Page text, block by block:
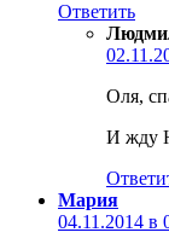
Ответить
Оля,
И жду
Мария
04.11.2014 в